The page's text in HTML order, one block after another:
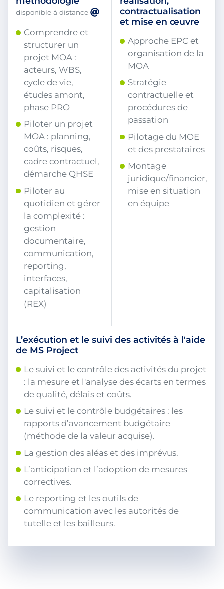
contractualisation
et mise en œuvre
Approche EPC et
organisation de la
MOA
Stratégie
contractuelle et
procédures de
passation
Pilotage du MOE
et des prestataires
Montage
juridique/financier,
mise en situation
en équipe
disponible à distance
Comprendre et
structurer un
projet MOA :
acteurs, WBS,
cycle de vie,
études amont,
phase PRO
Piloter un projet
MOA : planning,
coûts, risques,
cadre contractuel,
démarche QHSE
Piloter au
quotidien et gérer
la complexité :
gestion
documentaire,
communication,
reporting,
interfaces,
capitalisation
(REX)
L’exécution et le suivi des activités à l'aide
de MS Project
Le suivi et le contrôle des activités du projet
: la mesure et l'analyse des écarts en termes
de qualité, délais et coûts.
Le suivi et le contrôle budgétaires : les
rapports d’avancement budgétaire
(méthode de la valeur acquise).
La gestion des aléas et des imprévus.
L’anticipation et l’adoption de mesures
correctives.
Le reporting et les outils de
communication avec les autorités de
tutelle et les bailleurs.